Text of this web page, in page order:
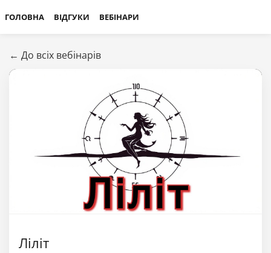
ГОЛОВНА ВІДГУКИ ВЕБІНАРИ
← До всіх вебінарів
Ліліт